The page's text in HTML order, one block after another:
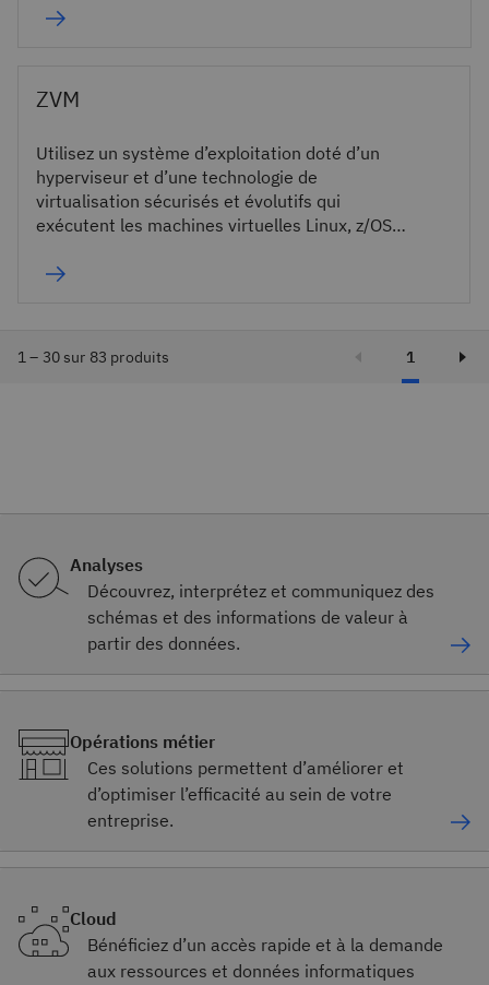
ZVM
Utilisez un système d’exploitation doté d’un
hyperviseur et d’une technologie de
virtualisation sécurisés et évolutifs qui
exécutent les machines virtuelles Linux, z/OS,
les serveurs zSystems et LinuxONE.
1 – 30 sur 83 produits 1
Analyses
Découvrez, interprétez et communiquez des
schémas et des informations de valeur à
partir des données.
Opérations métier
Ces solutions permettent d’améliorer et
d’optimiser l’efficacité au sein de votre
entreprise.
Cloud
Bénéficiez d’un accès rapide et à la demande
aux ressources et données informatiques